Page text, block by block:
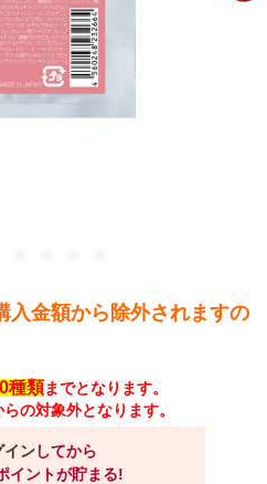
入金額から除外されますの
種類までとなります。
の対象外となります。
インしてから
イントが貯まる!